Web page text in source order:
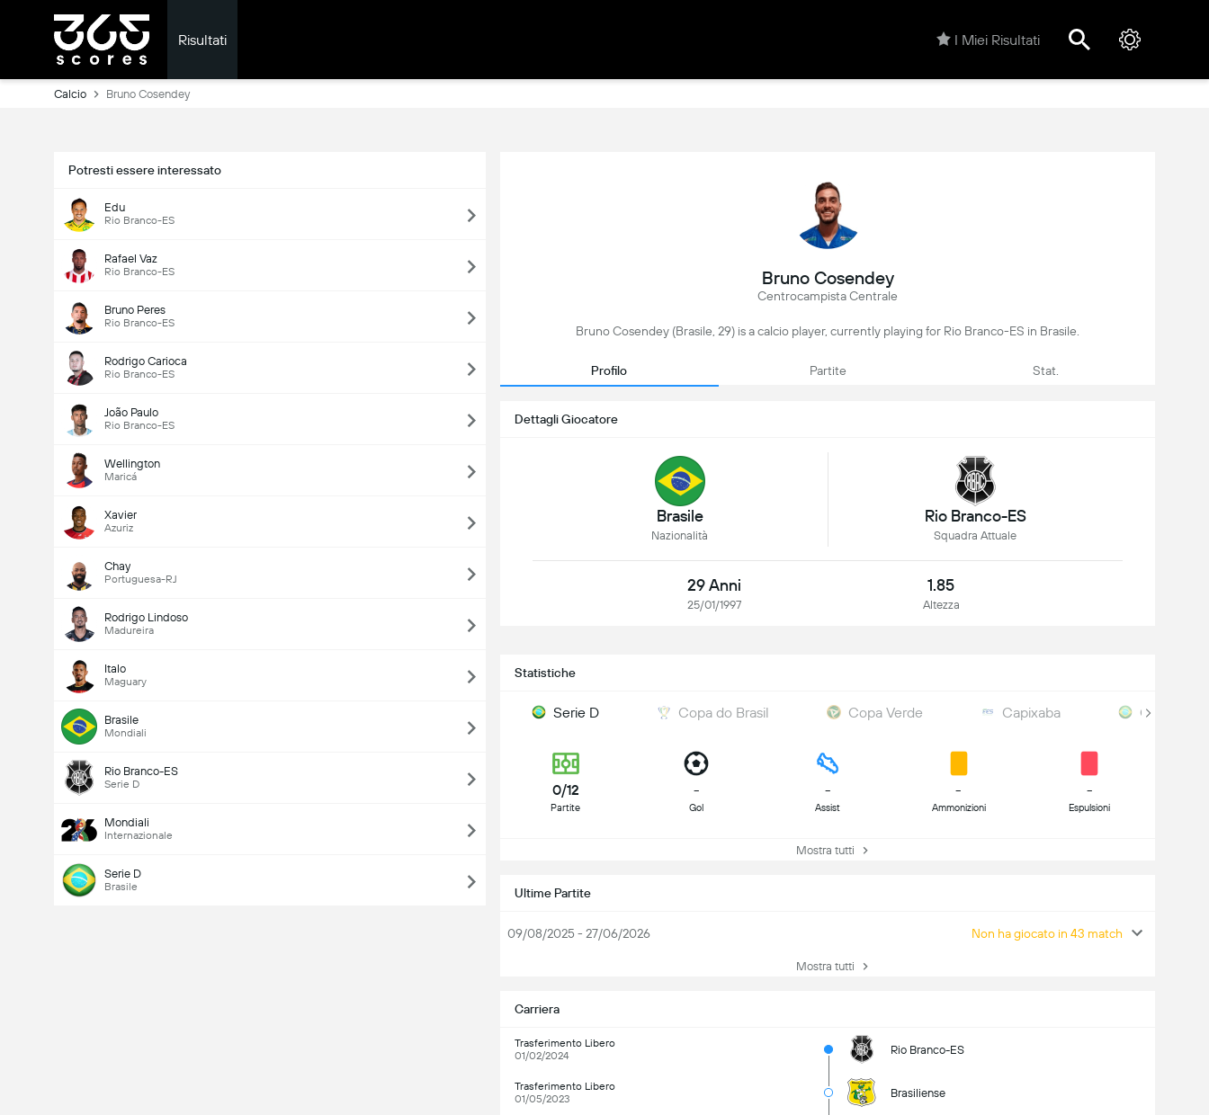
Risultati I Miei Risultati
Calcio Bruno Cosendey
Potresti essere interessato
Edu
Rio Branco-ES
Rafael Vaz
Rio Branco-ES
Bruno Peres
Rio Branco-ES
Rodrigo Carioca
Rio Branco-ES
João Paulo
Rio Branco-ES
Wellington
Maricá
Xavier
Azuriz
Chay
Portuguesa-RJ
Rodrigo Lindoso
Madureira
Italo
Maguary
Brasile
Mondiali
Rio Branco-ES
Serie D
Mondiali
Internazionale
Serie D
Brasile
Bruno Cosendey
Centrocampista Centrale
Bruno Cosendey (Brasile, 29) is a calcio player, currently playing for Rio Branco-ES in Brasile.
Profilo Partite Stat.
Dettagli Giocatore
Brasile
Nazionalità
Rio Branco-ES
Squadra Attuale
29 Anni
25/01/1997
1.85
Altezza
Statistiche
Serie D Copa do Brasil Copa Verde Capixaba Copa
0/12
Partite
-
Gol
-
Assist
-
Ammonizioni
-
Espulsioni
Mostra tutti
Ultime Partite
09/08/2025 - 27/06/2026 Non ha giocato in 43 match
Mostra tutti
Carriera
Trasferimento Libero
01/02/2024
Rio Branco-ES
Trasferimento Libero
01/05/2023
Brasiliense